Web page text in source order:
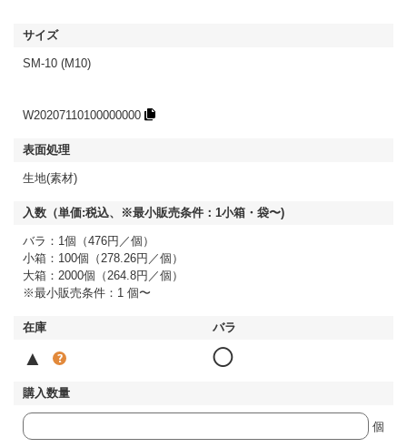
SM-10 (M10)
W20207110100000000
生地(素材)
バラ：1個（476円／個）
小箱：100個（278.26円／個）
大箱：2000個（264.8円／個）
※最小販売条件：1 個〜
▲ ◯
個